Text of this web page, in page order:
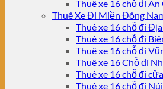
Thuê xe 16 chỗ đi An
Thuê Xe Đi Miền Đông
Thuê xe 16 chỗ đi
Thuê xe 16 chỗ đi
Thuê xe 16 chỗ đi
Thuê xe 16 Chỗ đi
Thuê xe 16 chỗ đi
Thuê xe 16 chỗ đi